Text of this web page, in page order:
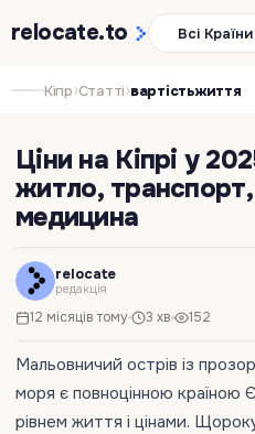
relocate.to Всі Країни
Кіпр›Статті›вартістьжиття
Ціни на Кіпрі у
житло,
медицина
relocate
редакція
12 місяців тому 3 хв 152
Мальовничий острів із
моря є повноцінною країною
рівнем життя і цінами.